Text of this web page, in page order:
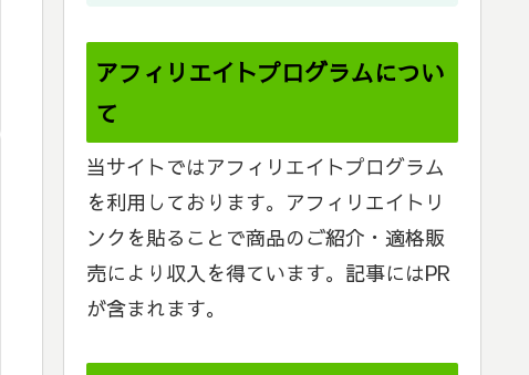
アフィリエイトプログラムについ
て
当サイトではアフィリエイトプログラム
を利用しております。アフィリエイトリ
ンクを貼ることで商品のご紹介・適格販
売により収入を得ています。記事にはPR
が含まれます。